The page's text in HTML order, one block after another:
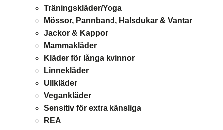
Träningskläder/Yoga
Mössor, Pannband, Halsdukar & Vantar
Jackor & Kappor
Mammakläder
Kläder för långa kvinnor
Linnekläder
Ullkläder
Vegankläder
Sensitiv för extra känsliga
REA